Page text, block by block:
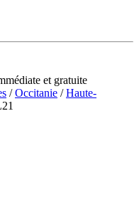
et gratuite
/Occitanie /Haute-